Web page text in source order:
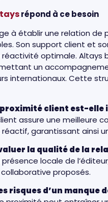
répond à ce besoin
à établir une relation de
Son support client et
optimale. Altays
un
internationaux. Cette
client est-elle
assure une meilleure
garantissant ainsi
la qualité de la
locale de
proposés.
risques d’un manque